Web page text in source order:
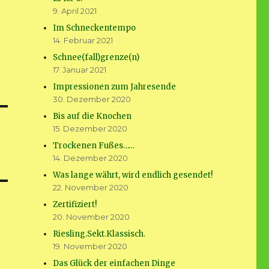
9. April 2021
Im Schneckentempo
14. Februar 2021
Schnee(fall)grenze(n)
17. Januar 2021
Impressionen zum Jahresende
30. Dezember 2020
Bis auf die Knochen
15. Dezember 2020
Trockenen Fußes……
14. Dezember 2020
Was lange währt, wird endlich gesendet!
22. November 2020
Zertifiziert!
20. November 2020
Riesling.Sekt.Klassisch.
19. November 2020
Das Glück der einfachen Dinge